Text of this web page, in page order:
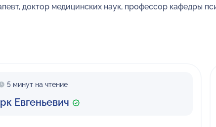
доктор медицинских наук, профессор кафедры
5 минут на чтение
Евгеньевич